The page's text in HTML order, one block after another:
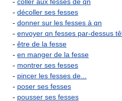
- décoller ses fesses
- donner sur les fesses à qn
- envoyer qn fesses par-dessus
- être de la fesse
- en manger de la fesse
- montrer ses fesses
- pincer les fesses de...
- poser ses fesses
- pousser ses fesses